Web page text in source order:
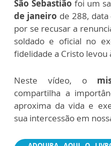
São Sebastião foi um
de janeiro de 288,
por se recusar a
soldado e oficial no
fidelidade a Cristo levou
Neste vídeo, o
compartilha a
aproxima da vida e
sua intercessão em